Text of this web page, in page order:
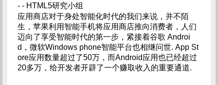
- - HTML5研究小组
应用商店对于身处智能化时代的我们来说，并不陌
生，苹果利用智能手机将应用商店推向消费者，人们
迈向了享受智能时代的第一步，紧接着谷歌 Androi
d，微软Windows phone智能平台也相继问世. App St
ore应用数量超过了50万，而Android应用也已经超过
20多万，给开发者开辟了一个赚取收入的重要通道.